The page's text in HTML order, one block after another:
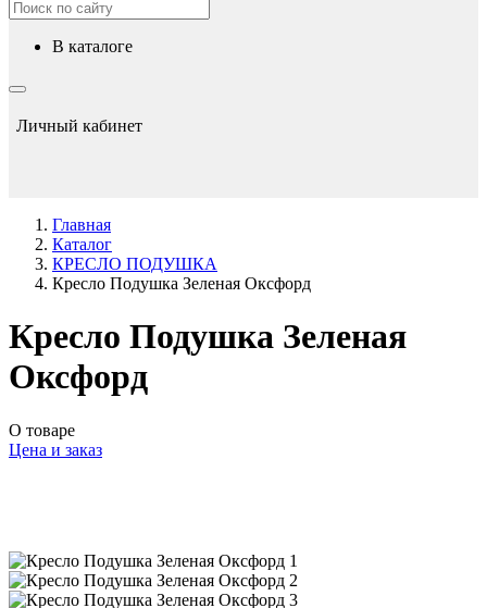
в каталоге
Личный кабинет
Главная
Каталог
КРЕСЛО ПОДУШКА
Кресло Подушка Зеленая Оксфорд
Кресло Подушка Зеленая
Оксфорд
О товаре
Цена и заказ